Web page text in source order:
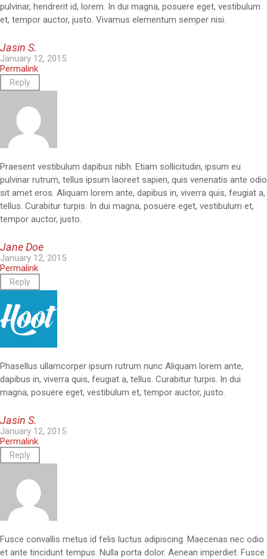
pulvinar, hendrerit id, lorem. In dui magna, posuere eget, vestibulum
et, tempor auctor, justo. Vivamus elementum semper nisi.
Jasin S.
January 12, 2015
Permalink
Reply
Praesent vestibulum dapibus nibh. Etiam sollicitudin, ipsum eu
pulvinar rutrum, tellus ipsum laoreet sapien, quis venenatis ante odio
sit amet eros. Aliquam lorem ante, dapibus in, viverra quis, feugiat a,
tellus. Curabitur turpis. In dui magna, posuere eget, vestibulum et,
tempor auctor, justo.
Jane Doe
January 12, 2015
Permalink
Reply
Phasellus ullamcorper ipsum rutrum nunc Aliquam lorem ante,
dapibus in, viverra quis, feugiat a, tellus. Curabitur turpis. In dui
magna, posuere eget, vestibulum et, tempor auctor, justo.
Jasin S.
January 12, 2015
Permalink
Reply
Fusce convallis metus id felis luctus adipiscing. Maecenas nec odio
et ante tincidunt tempus. Nulla porta dolor. Aenean imperdiet. Fusce